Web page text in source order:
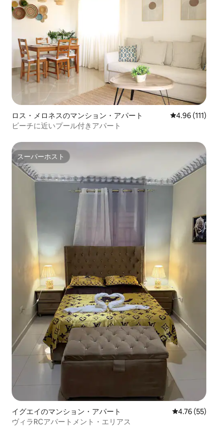
ロス・メロネスのマンション・アパート レビュー111
4.96 (111)
ビーチに近いプール付きアパート
スーパーホスト
スーパーホスト
イグエイのマンション・アパート レビュー55
4.76 (55)
ヴィラRCアパートメント・エリアス